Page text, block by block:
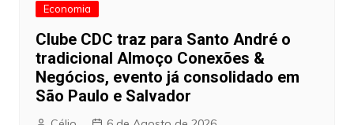
Economia
Clube CDC traz para Santo André o
tradicional Almoço Conexões &
Negócios, evento já consolidado em
São Paulo e Salvador